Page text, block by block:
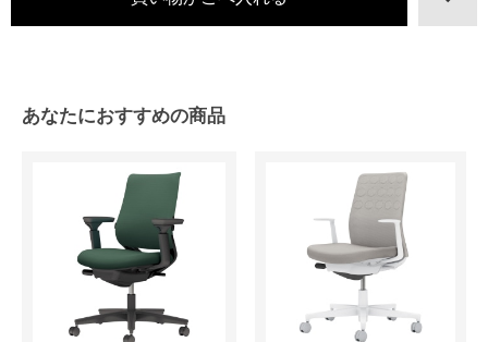
あなたにおすすめの商品